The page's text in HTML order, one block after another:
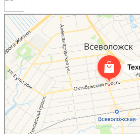
ТехноПроект
Окна во Всеволожске
Рольставни во Всеволожске